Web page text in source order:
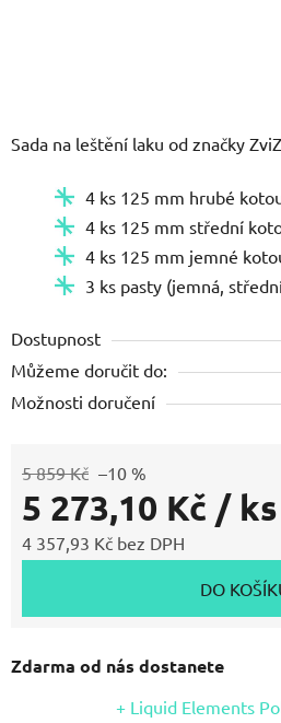
Sada na leštění laku od značky
4 ks 125 mm hrubé
4 ks 125 mm střední
4 ks 125 mm jemné
3 ks pasty (jemná,
Dostupnost
Můžeme doručit do:
Možnosti doručení
5 859 Kč –10 %
5 273,10 Kč / ks
4 357,93 Kč bez DPH
DO
Zdarma od nás dostanete
+ Liquid Elements